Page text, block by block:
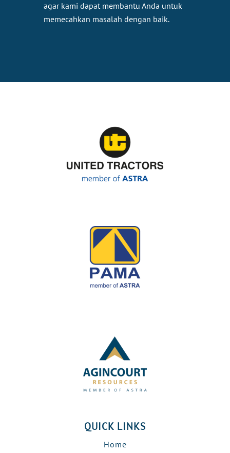
agar kami dapat membantu Anda untuk
memecahkan masalah dengan baik.
QUICK LINKS
Home